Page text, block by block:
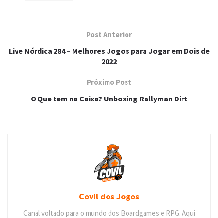
Post Anterior
Live Nórdica 284 – Melhores Jogos para Jogar em Dois de
2022
Próximo Post
O Que tem na Caixa? Unboxing Rallyman Dirt
Covil dos Jogos
Canal voltado para o mundo dos Boardgames e RPG. Aqui